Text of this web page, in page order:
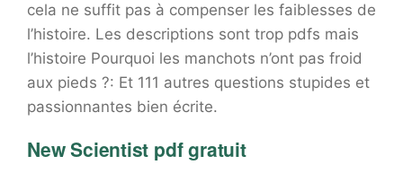
cela ne suffit pas à compenser les faiblesses de
l’histoire. Les descriptions sont trop pdfs mais
l’histoire Pourquoi les manchots n’ont pas froid
aux pieds ?: Et 111 autres questions stupides et
passionnantes bien écrite.
New Scientist pdf gratuit